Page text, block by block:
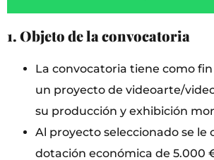
1. Objeto de la convocatoria
La convocatoria tiene como fin
un proyecto de videoarte/
su producción y exhibición
Al proyecto seleccionado se le
dotación económica de 5.000